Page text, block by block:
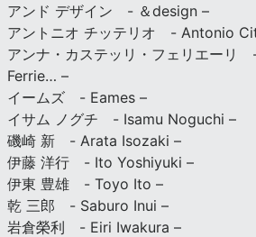
アンド デザイン - ＆design –
アントニオ チッテリオ - Antonio
アンナ・カステッリ・フェリエーリ
Ferrie… –
イームズ - Eames –
イサム ノグチ - Isamu Noguchi –
磯崎 新 - Arata Isozaki –
伊藤 洋行 - Ito Yoshiyuki –
伊東 豊雄 - Toyo Ito –
乾 三郎 - Saburo Inui –
岩倉榮利 - Eiri Iwakura –